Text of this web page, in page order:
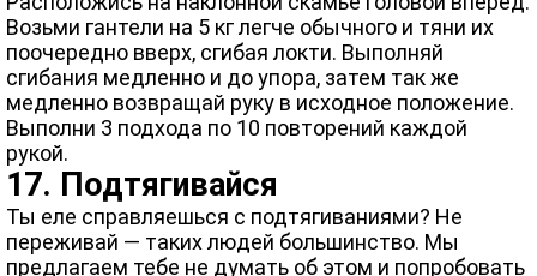
Возьми гантели на 5 кг легче обычного и тяни их
поочередно вверх, сгибая локти. Выполняй
сгибания медленно и до упора, затем так же
медленно возвращай руку в исходное положение.
Выполни 3 подхода по 10 повторений каждой
рукой.
17. Подтягивайся
Ты еле справляешься с подтягиваниями? Не
переживай — таких людей большинство. Мы
предлагаем тебе не думать об этом и попробовать